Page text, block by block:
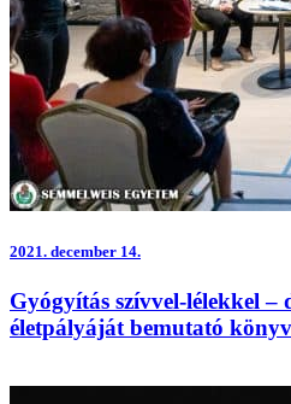
2021. december 14.
Gyógyítás szívvel-lélekkel –
életpályáját bemutató